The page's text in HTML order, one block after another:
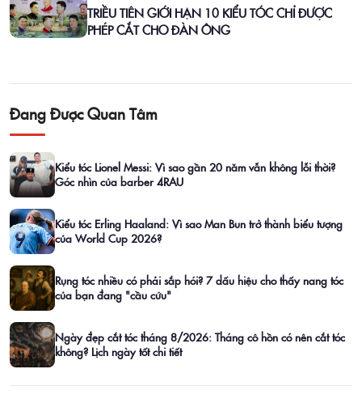
TRIỀU TIÊN GIỚI HẠN 10 KIỂU TÓC CHỈ ĐƯỢC
PHÉP CẮT CHO ĐÀN ÔNG
Đang Được Quan Tâm
Kiểu tóc Lionel Messi: Vì sao gần 20 năm vẫn không lỗi thời?
Góc nhìn của barber 4RAU
Kiểu tóc Erling Haaland: Vì sao Man Bun trở thành biểu tượng
của World Cup 2026?
Rụng tóc nhiều có phải sắp hói? 7 dấu hiệu cho thấy nang tóc
của bạn đang "cầu cứu"
Ngày đẹp cắt tóc tháng 8/2026: Tháng cô hồn có nên cắt tóc
không? Lịch ngày tốt chi tiết